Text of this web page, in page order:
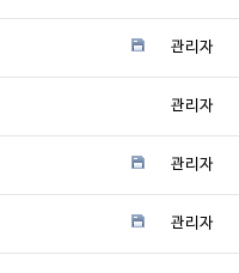
관리자
관리자
관리자
관리자